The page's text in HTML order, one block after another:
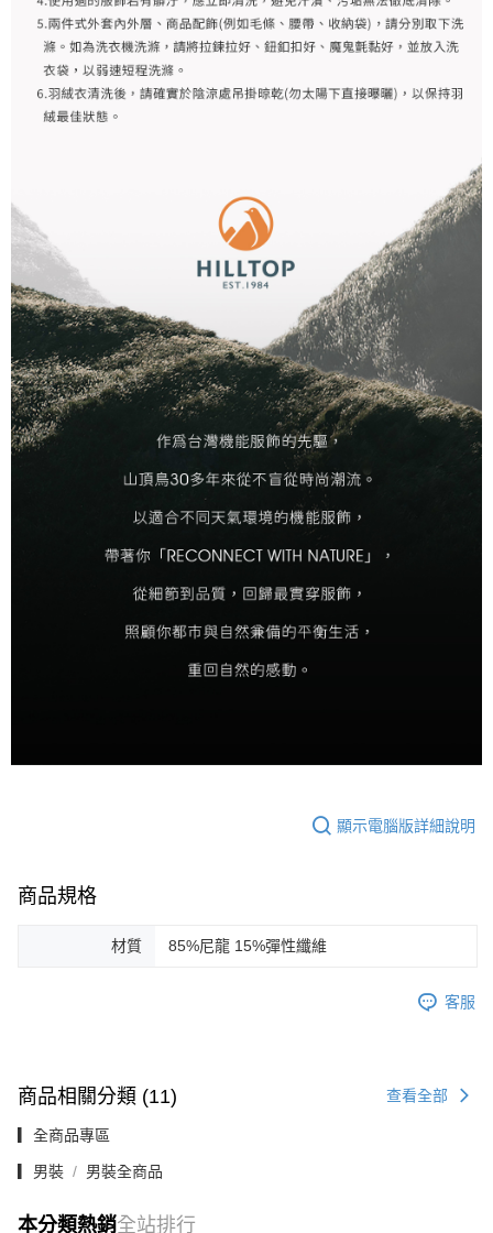
顯示電腦版詳細說明
商品規格
材質 85%尼龍 15%彈性纖維
客服
商品相關分類 (11) 查看全部
▎全商品專區
▎男裝 男裝全商品
本分類熱銷全站排行